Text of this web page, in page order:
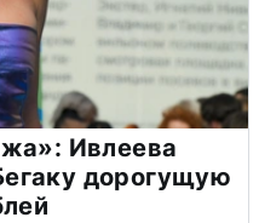
Ивлеева
дорогущую